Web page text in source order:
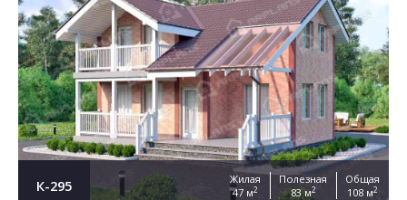
К-295
Жилая
47 м2
Полезная
83 м2
Общая
108 м2